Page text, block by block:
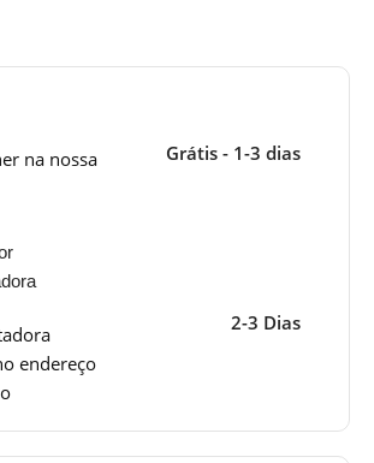
na nossa
Grátis - 1-3 dias
endereço
2-3 Dias